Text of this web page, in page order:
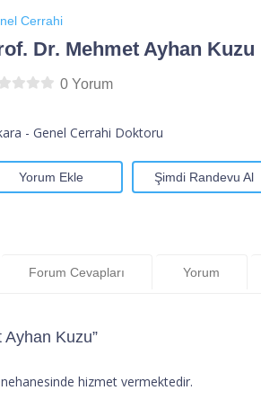
Cerrahi
Dr. Mehmet Ayhan Kuzu
0 Yorum
- Genel Cerrahi Doktoru
Yorum Ekle Şimdi Randevu Al
Forum Cevapları Yorum
Ayhan Kuzu”
hizmet vermektedir.